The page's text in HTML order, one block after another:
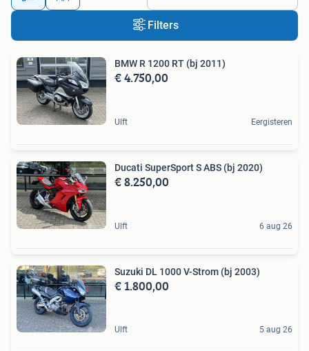
Filters
BMW R 1200 RT (bj 2011)
€ 4.750,00
Ulft Eergisteren
Ducati SuperSport S ABS (bj 2020)
€ 8.250,00
Ulft 6 aug 26
Suzuki DL 1000 V-Strom (bj 2003)
€ 1.800,00
Ulft 5 aug 26